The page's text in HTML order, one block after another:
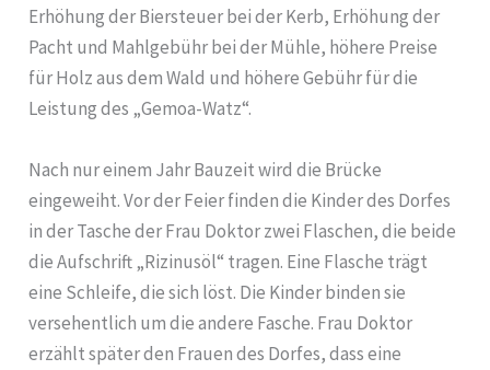
Erhöhung der Biersteuer bei der Kerb, Erhöhung der
Pacht und Mahlgebühr bei der Mühle, höhere Preise
für Holz aus dem Wald und höhere Gebühr für die
Leistung des „Gemoa-Watz“.
Nach nur einem Jahr Bauzeit wird die Brücke
eingeweiht. Vor der Feier finden die Kinder des Dorfes
in der Tasche der Frau Doktor zwei Flaschen, die beide
die Aufschrift „Rizinusöl“ tragen. Eine Flasche trägt
eine Schleife, die sich löst. Die Kinder binden sie
versehentlich um die andere Fasche. Frau Doktor
erzählt später den Frauen des Dorfes, dass eine